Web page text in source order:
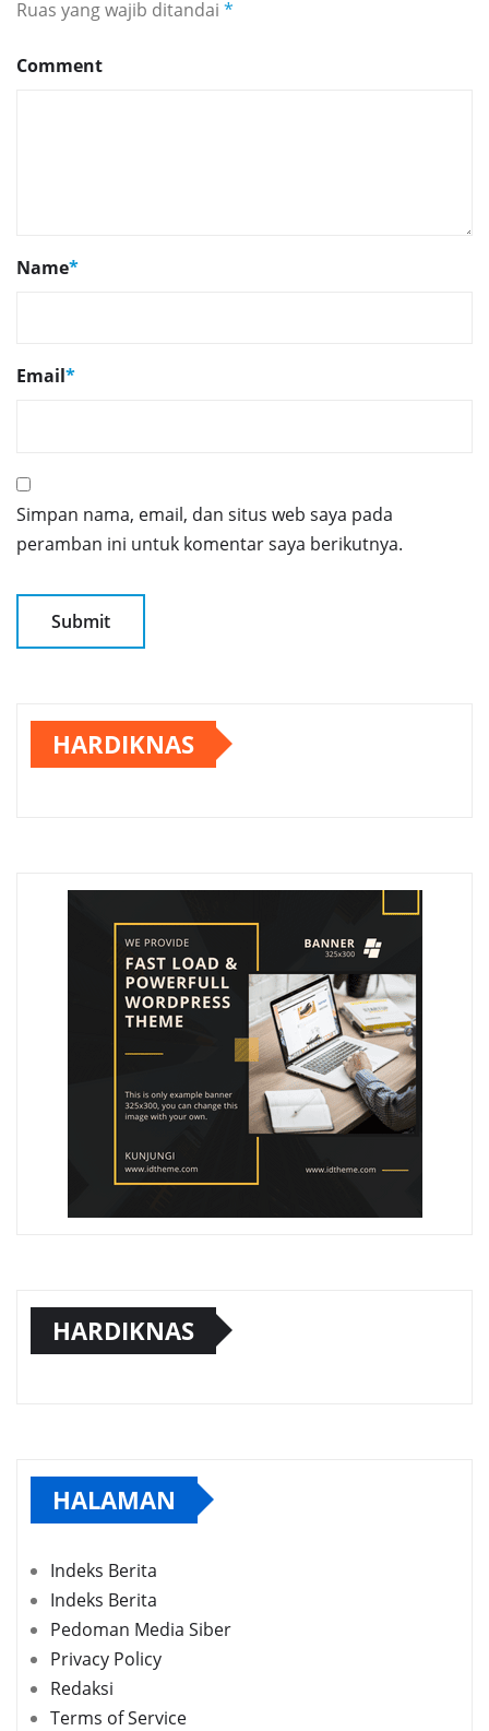
Ruas yang wajib ditandai *
Comment
Name*
Email*
Simpan nama, email, dan situs web saya pada
peramban ini untuk komentar saya berikutnya.
HARDIKNAS
HARDIKNAS
HALAMAN
Indeks Berita
Indeks Berita
Pedoman Media Siber
Privacy Policy
Redaksi
Terms of Service